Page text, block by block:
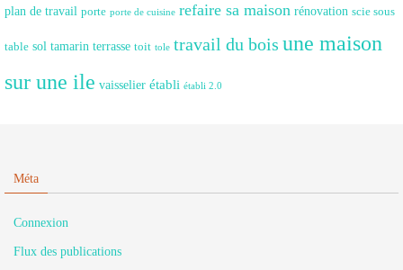
plan de travail porte porte de cuisine refaire sa maison rénovation scie sous
table sol tamarin terrasse toit tole travail du bois une maison
sur une ile vaisselier établi établi 2.0
Méta
Connexion
Flux des publications